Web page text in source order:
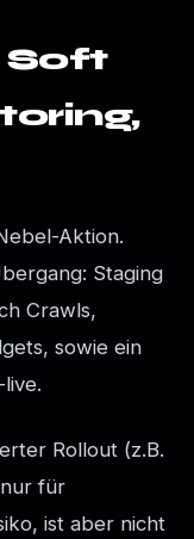
Soft
Aktion.
Staging
Crawls,
sowie ein
Rollout (z.B.
für
ist aber nicht